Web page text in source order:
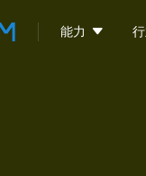
能力 